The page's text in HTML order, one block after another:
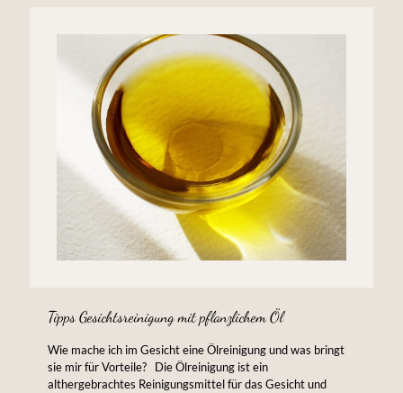
Tipps Gesichtsreinigung mit pflanzlichem Öl
Wie mache ich im Gesicht eine Ölreinigung und was bringt
sie mir für Vorteile? Die Ölreinigung ist ein
althergebrachtes Reinigungsmittel für das Gesicht und